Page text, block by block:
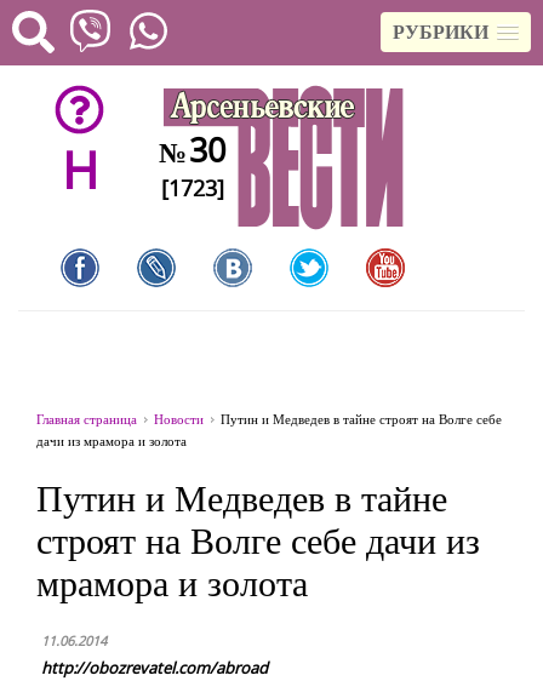
РУБРИКИ
H №30
[1723]
Главная страница Новости
Путин и Медведев в тайне строят на Волге себе
дачи из мрамора и золота
Путин и Медведев в тайне
строят на Волге себе дачи из
мрамора и золота
11.06.2014
http://obozrevatel.com/abroad